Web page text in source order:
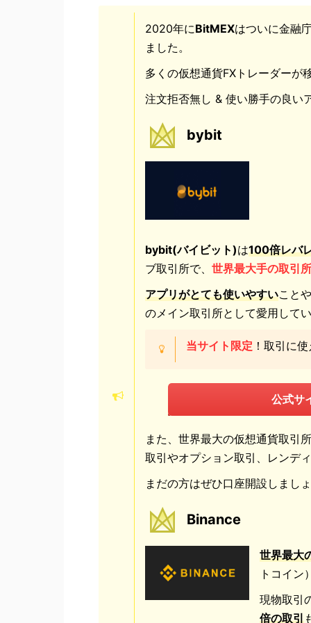
2020年にBitMEXはついに金融
ました。
多くの仮想通貨FXトレーダーが
注文拒否無し & 使い勝手の良い
bybit
bybit(バイビット)は100倍レバ
ブ取引所で、 世界最大手の取引所
アプリがとても使いやすいことや
のメイン取引所として愛用して
当サイト限定 ！取引に
公式サ
また、世界最大の仮想通貨取引
取引やオプション取引、レンデ
まだの方はぜひ口座開設しまし
Binance
世界最大
トコイン
現物取引
倍の取引